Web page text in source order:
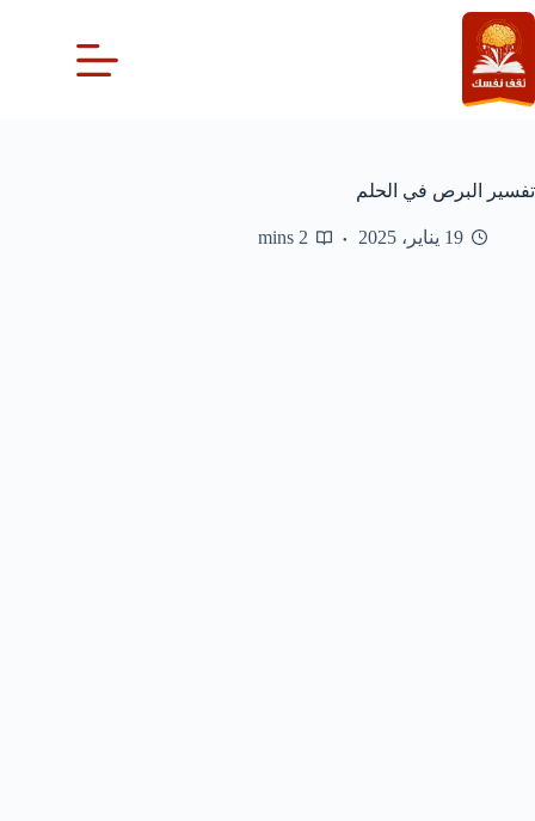
التجاوز
إلى
المحتوى
تفسير البرص في الحلم
19 يناير، 2025 2 mins